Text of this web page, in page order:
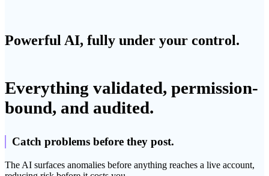
Powerful AI, fully under your control.
Everything validated, permission-
bound, and audited.
Catch problems before they post.
The AI surfaces anomalies before anything reaches a live account,